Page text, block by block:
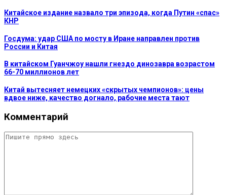
Китайское издание назвало три эпизода, когда Путин «спас»
КНР
Госдума: удар США по мосту в Иране направлен против
России и Китая
В китайском Гуанчжоу нашли гнездо динозавра возрастом
66-70 миллионов лет
Китай вытесняет немецких «скрытых чемпионов»: цены
вдвое ниже, качество догнало, рабочие места тают
Комментарий